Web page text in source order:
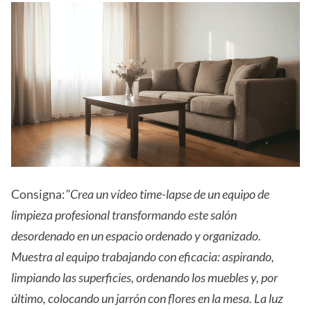
Consigna:"Crea un vídeo time-lapse de un equipo de
limpieza profesional transformando este salón
desordenado en un espacio ordenado y organizado.
Muestra al equipo trabajando con eficacia: aspirando,
limpiando las superficies, ordenando los muebles y, por
último, colocando un jarrón con flores en la mesa. La luz